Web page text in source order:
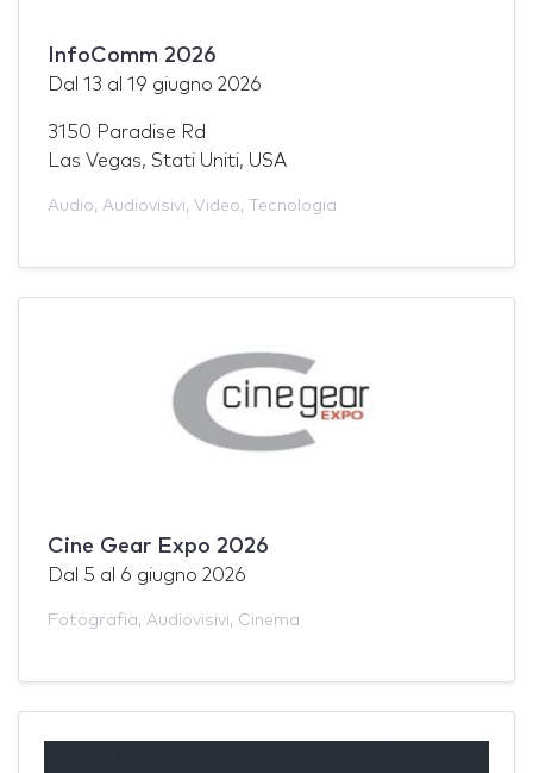
InfoComm 2026
Dal 13 al 19 giugno 2026
3150 Paradise Rd
Las Vegas, Stati Uniti, USA
Audio, Audiovisivi, Video, Tecnologia
Cine Gear Expo 2026
Dal 5 al 6 giugno 2026
Fotografia, Audiovisivi, Cinema